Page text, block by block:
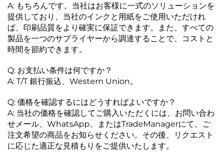
A: もちろんです。当社はお客様に一式のソリューションを
提供しており、当社のインクと用紙をご使用いただけれ
ば、印刷品質をより確実に保証できます。また、すべての
製品を一つのサプライヤーから調達することで、コストと
時間を節約できます。
Q: お支払い条件は何ですか？
A: T/T 銀行振込、Western Union。
Q: 価格を確認するにはどうすればよいですか？
A: 当社の価格を確認してご購入いただくには、お問い合わ
せメール、WhatsApp、またはTradeManagerにて、ご
注文希望の商品をお知らせください。その後、リクエスト
に応じた適正な見積もりをご提供いたします。